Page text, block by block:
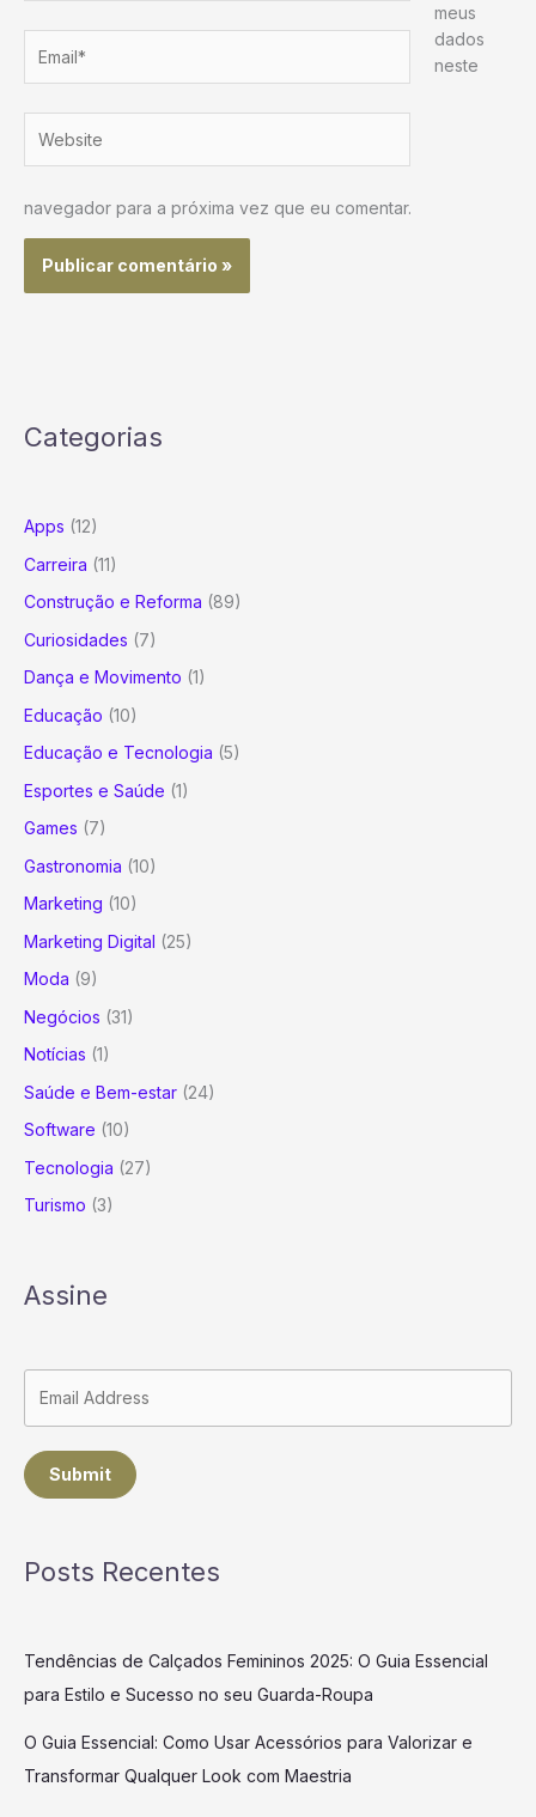
meus
dados
neste
navegador para a próxima vez que eu comentar.
Categorias
Apps (12)
Carreira (11)
Construção e Reforma (89)
Curiosidades (7)
Dança e Movimento (1)
Educação (10)
Educação e Tecnologia (5)
Esportes e Saúde (1)
Games (7)
Gastronomia (10)
Marketing (10)
Marketing Digital (25)
Moda (9)
Negócios (31)
Notícias (1)
Saúde e Bem-estar (24)
Software (10)
Tecnologia (27)
Turismo (3)
Assine
Submit
Posts Recentes
Tendências de Calçados Femininos 2025: O Guia Essencial
para Estilo e Sucesso no seu Guarda-Roupa
O Guia Essencial: Como Usar Acessórios para Valorizar e
Transformar Qualquer Look com Maestria